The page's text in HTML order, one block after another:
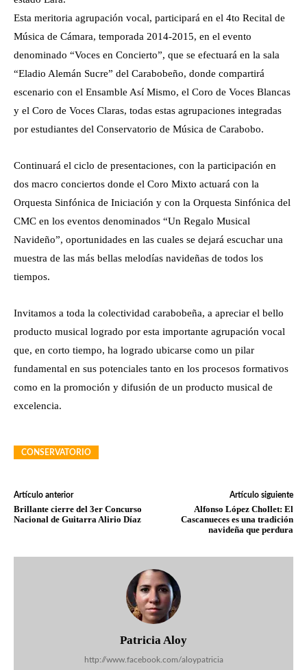
Esta meritoria agrupación vocal, participará en el 4to Recital de
Música de Cámara, temporada 2014-2015, en el evento
denominado “Voces en Concierto”, que se efectuará en la sala
“Eladio Alemán Sucre” del Carabobeño, donde compartirá
escenario con el Ensamble Así Mismo, el Coro de Voces Blancas
y el Coro de Voces Claras, todas estas agrupaciones integradas
por estudiantes del Conservatorio de Música de Carabobo.
Continuará el ciclo de presentaciones, con la participación en
dos macro conciertos donde el Coro Mixto actuará con la
Orquesta Sinfónica de Iniciación y con la Orquesta Sinfónica del
CMC en los eventos denominados “Un Regalo Musical
Navideño”, oportunidades en las cuales se dejará escuchar una
muestra de las más bellas melodías navideñas de todos los
tiempos.
Invitamos a toda la colectividad carabobeña, a apreciar el bello
producto musical logrado por esta importante agrupación vocal
que, en corto tiempo, ha logrado ubicarse como un pilar
fundamental en sus potenciales tanto en los procesos formativos
como en la promoción y difusión de un producto musical de
excelencia.
CONSERVATORIO
Artículo anterior
Brillante cierre del 3er Concurso
Nacional de Guitarra Alirio Díaz
Artículo siguiente
Alfonso López Chollet: El
Cascanueces es una tradición
navideña que perdura
Patricia Aloy
http://www.facebook.com/aloypatricia